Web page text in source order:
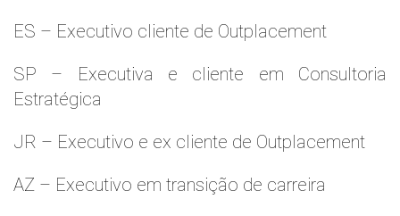
ES – Executivo cliente de Outplacement
SP – Executiva e cliente em Consultoria
Estratégica
JR – Executivo e ex cliente de Outplacement
AZ – Executivo em transição de carreira